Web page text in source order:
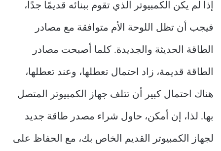
إذا لم يكن الكمبيوتر الذي تقوم ببنائه قديمًا جدًا،
فيجب أن تظل اللوحة الأم متوافقة مع مصادر
الطاقة الحديثة والجديدة. كلما أصبحت مصادر
الطاقة قديمة، زاد احتمال تعطلها، وعند تعطلها،
هناك احتمال كبير أن تتلف جهاز الكمبيوتر المتصل
بها. لذا، إن أمكن، حاول شراء مصدر طاقة جديد
لجهاز الكمبيوتر القديم الخاص بك، مع الحفاظ على